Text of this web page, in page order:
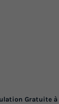
Gratuite à